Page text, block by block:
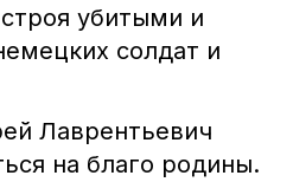
убитыми и
солдат и
Лаврентьевич
на благо родины.